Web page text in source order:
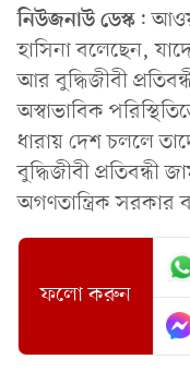
নিউজনাউডেস্ক :
হাসিনা বলেছেন,
আর বুদ্ধিজীবী
অস্বাভাবিক
ধারায় দেশ চললে
বুদ্ধিজীবী প্রতিবন্ধী
অগণতান্ত্রিক সরকার
ফলো করুন